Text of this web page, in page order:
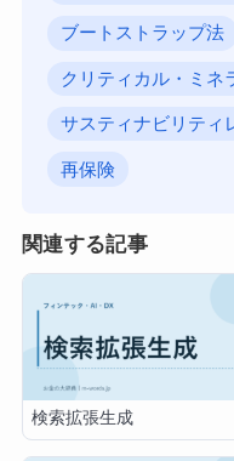
ブートストラップ法
クリティカル・ミネ
サスティナビリティ
再保険
関連する記事
検索拡張生成